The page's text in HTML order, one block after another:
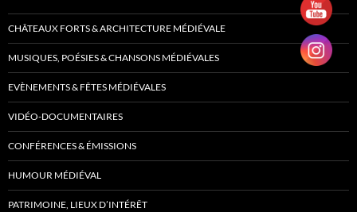
CHÂTEAUX FORTS & ARCHITECTURE MÉDIÉVALE
MUSIQUES, POÉSIES & CHANSONS MÉDIÉVALES
EVÈNEMENTS & FÊTES MÉDIÉVALES
VIDÉO-DOCUMENTAIRES
CONFÉRENCES & ÉMISSIONS
HUMOUR MÉDIÉVAL
PATRIMOINE, LIEUX D’INTÉRÊT